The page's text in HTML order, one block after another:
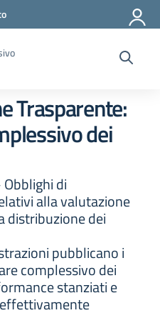
Trasparente:
dei
di
alla valutazione
distribuzione dei
pubblicano i
complessivo dei
stanziati e